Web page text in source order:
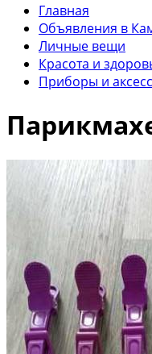
Главная
Объявления в
Личные вещи
Красота и
Приборы и